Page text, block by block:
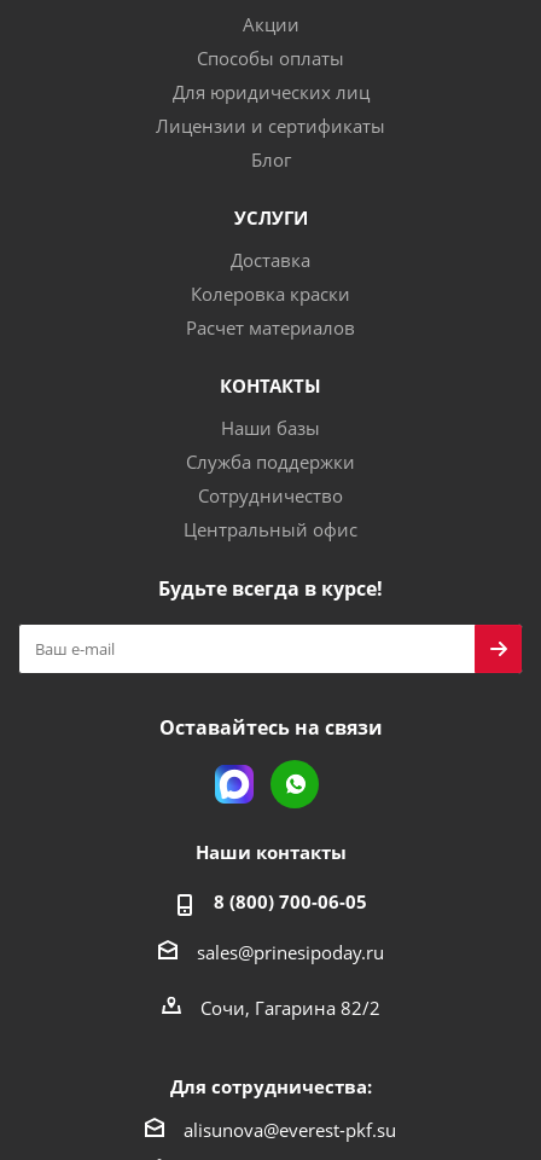
Акции
Способы оплаты
Для юридических лиц
Лицензии и сертификаты
Блог
УСЛУГИ
Доставка
Колеровка краски
Расчет материалов
КОНТАКТЫ
Наши базы
Служба поддержки
Сотрудничество
Центральный офис
Будьте всегда в курсе!
Оставайтесь на связи
Наши контакты
8 (800) 700-06-05
sales@prinesipoday.ru
Сочи, Гагарина 82/2
Для сотрудничества:
alisunova@everest-pkf.su